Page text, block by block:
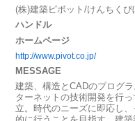
(株)建築ピボット/けんちくぴ
ハンドル
ホームページ
http://www.pivot.co.jp/
MESSAGE
建築、構造とCADのプログ
ターネットの技術開発を行
立。時代のニーズに即応し